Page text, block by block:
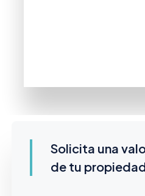
Solicita una
de tu